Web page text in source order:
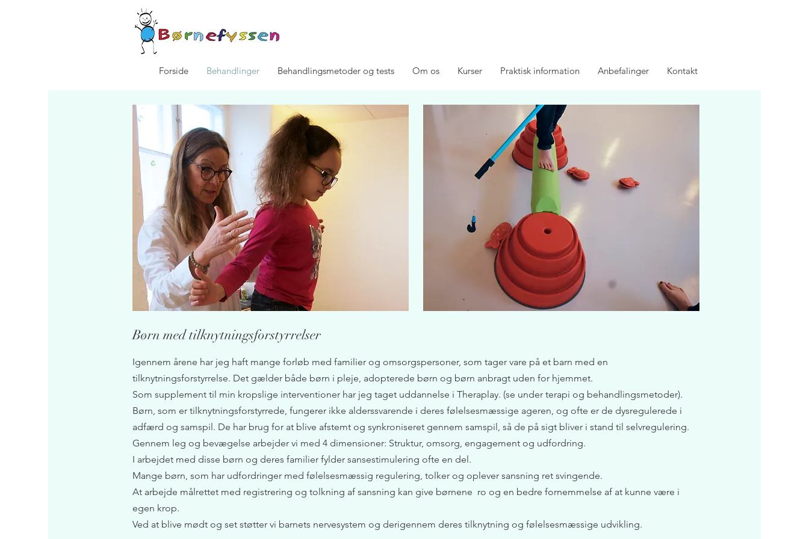
Forside Behandlinger Behandlingsmetoder og tests Om os Kurser Praktisk information Anbefalinger Kontakt
Børn med tilknytningsforstyrrelser
Igennem årene har jeg haft mange forløb med familier og omsorgspersoner, som tager vare på et barn med en
tilknytningsforstyrrelse. Det gælder både børn i pleje, adopterede børn og børn anbragt uden for hjemmet.
Som supplement til min kropslige interventioner har jeg taget uddannelse i Theraplay. (se under terapi og behandlingsmetoder).
Børn, som er tilknytningsforstyrrede, fungerer ikke alderssvarende i deres følelsesmæssige ageren, og ofte er de dysregulerede i
adfærd og samspil. De har brug for at blive afstemt og synkroniseret gennem samspil, så de på sigt bliver i stand til selvregulering.
Gennem leg og bevægelse arbejder vi med 4 dimensioner: Struktur, omsorg, engagement og udfordring.
I arbejdet med disse børn og deres familier fylder sansestimulering ofte en del.
Mange børn, som har udfordringer med følelsesmæssig regulering, tolker og oplever sansning ret svingende.
At arbejde målrettet med registrering og tolkning af sansning kan give børnene ro og en bedre fornemmelse af at kunne være i
egen krop.
Ved at blive mødt og set støtter vi barnets nervesystem og derigennem deres tilknytning og følelsesmæssige udvikling.